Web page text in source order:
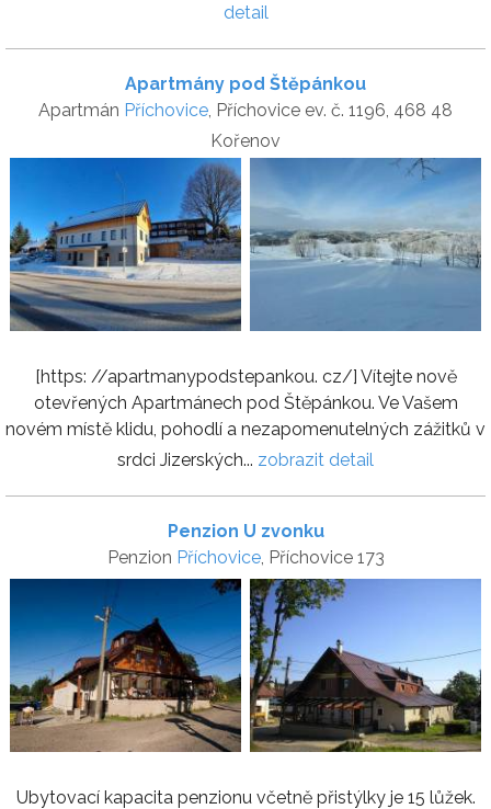
detail
Apartmány pod Štěpánkou
Apartmán Příchovice , Příchovice ev. č. 1196, 468 48
Kořenov
[https: //apartmanypodstepankou. cz/] Vítejte nově
otevřených Apartmánech pod Štěpánkou. Ve Vašem
novém místě klidu, pohodlí a nezapomenutelných zážitků v
srdci Jizerských... zobrazit detail
Penzion U zvonku
Penzion Příchovice, Příchovice 173
Ubytovací kapacita penzionu včetně přistýlky je 15 lůžek.